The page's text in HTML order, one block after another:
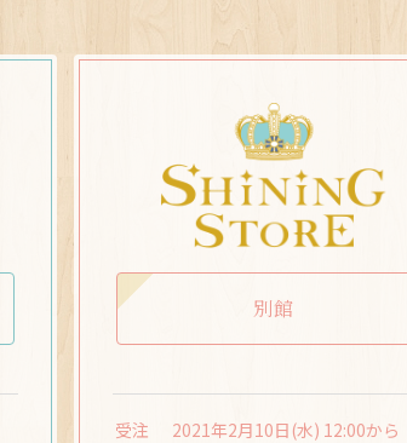
別館
受注
2021年2月10日(水) 12:00から